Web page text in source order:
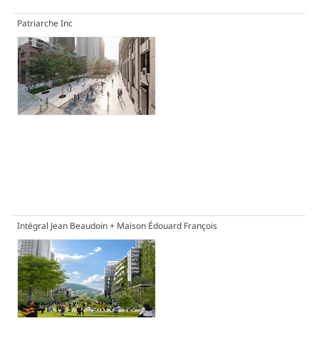
Patriarche Inc
Intégral Jean Beaudoin + Maison Édouard François